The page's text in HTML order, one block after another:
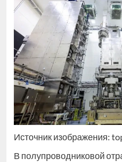
Источник изображения:
В полупроводниковой